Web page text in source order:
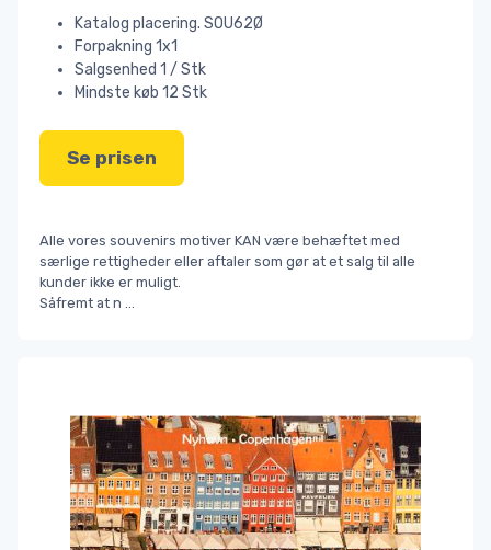
Katalog placering. SOU62Ø
Forpakning 1x1
Salgsenhed 1 / Stk
Mindste køb 12 Stk
Se prisen
Alle vores souvenirs motiver KAN være behæftet med
særlige rettigheder eller aftaler som gør at et salg til alle
kunder ikke er muligt.
Såfremt at n ...